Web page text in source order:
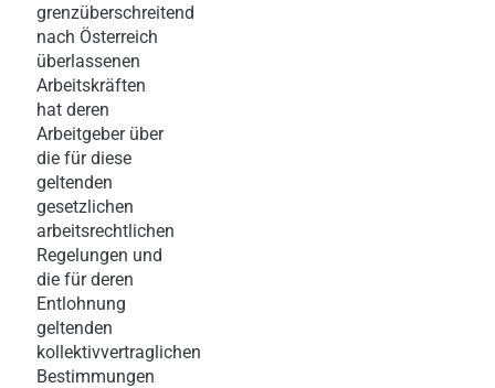
grenzüberschreitend
nach Österreich
überlassenen
Arbeitskräften
hat deren
Arbeitgeber über
die für diese
geltenden
gesetzlichen
arbeitsrechtlichen
Regelungen und
die für deren
Entlohnung
geltenden
kollektivvertraglichen
Bestimmungen